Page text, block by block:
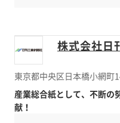
株式会社日
東京都中央区日本橋小網町
産業総合紙として、不断の
献！